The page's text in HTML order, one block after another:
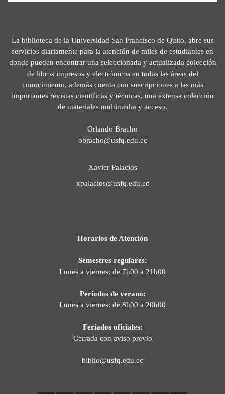
La biblioteca de la Universidad San Francisco de Quito, abre sus
servicios diariamente para la atención de miles de estudiantes en
donde pueden encontrar una seleccionada y actualizada colección
de libros impresos y electrónicos en todas las áreas del
conocimiento, además cuenta con suscripciones a las más
importantes revistas científicas y técnicas, una extensa colección
de materiales multimedia y acceso.
Orlando Bracho
obracho@usfq.edu.ec
Xavier Palacios
xpalacios@usfq.edu.ec
Horarios de Atención
Semestres regulares:
Lunes a viernes: de 7h00 a 21h00
Períodos de verano:
Lunes a viernes: de 8h00 a 20h00
Feriados oficiales:
Cerrada con aviso previo
biblio@usfq.edu.ec